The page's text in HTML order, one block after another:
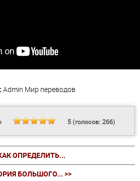
Admin Мир переводов
5(голосов: 266)
ОПРЕДЕЛИТЬ...
БОЛЬШОГО... >>